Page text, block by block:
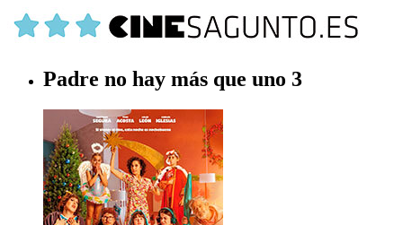
Padre no hay más que uno 3